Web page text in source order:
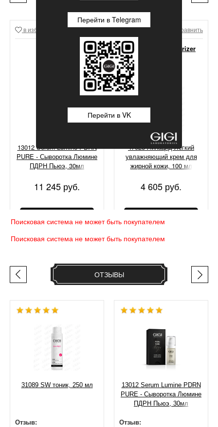
в избранное Сравнить
13012 Serum Lumine PDRN
PURE - Сыворотка Люмине
ПДРН Пьюэ, 30мл
11 245 руб.
в избранное Сравнить
GIGI Lipacid Moisturizer
For Oily Skin
47028 Липацид Легкий
увлажняющий крем для
жирной кожи, 100 мл
4 605 руб.
Поисковая система не может быть покупателем
Поисковая система не может быть покупателем
ОТЗЫВЫ
31089 SW тоник, 250 мл
Отзыв:
13012 Serum Lumine PDRN
PURE - Сыворотка Люмине
ПДРН Пьюэ, 30мл
Отзыв:
Перейти в Telegram
Перейти в VK